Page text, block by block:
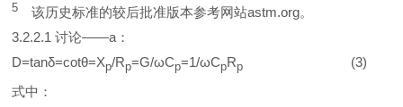
5
该历史标准的较后批准版本参考网站astm.org。
3.2.2.1 讨论——a：
D=tanδ=cotθ=Xp/Rp=G/ωCp=1/ωCpRp
(3)
式中：